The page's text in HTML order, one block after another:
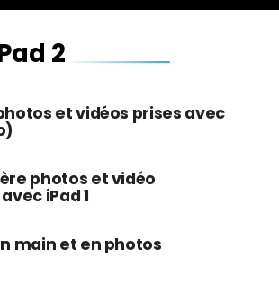
2
et vidéos prises avec
photos et vidéo
iPad 1
main et en photos